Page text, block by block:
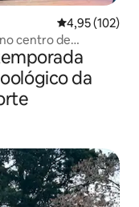
4,95 de uma
4,95 (102)
centro de
da